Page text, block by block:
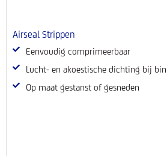
Airseal Strippen
Eenvoudig comprimeerbaar
Lucht- en akoestische dichting bij
Op maat gestanst of gesneden